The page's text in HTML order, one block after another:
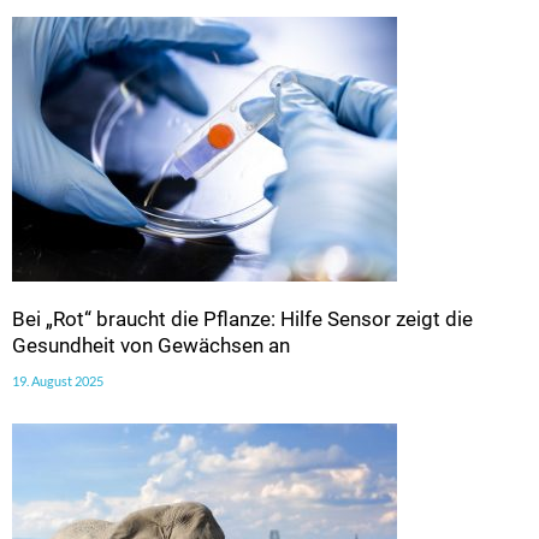
Bei „Rot“ braucht die Pflanze: Hilfe Sensor zeigt die
Gesundheit von Gewächsen an
19. August 2025